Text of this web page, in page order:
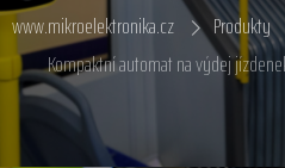
www.mikroelektronika.cz Produkty
Kompaktní automat na výdej